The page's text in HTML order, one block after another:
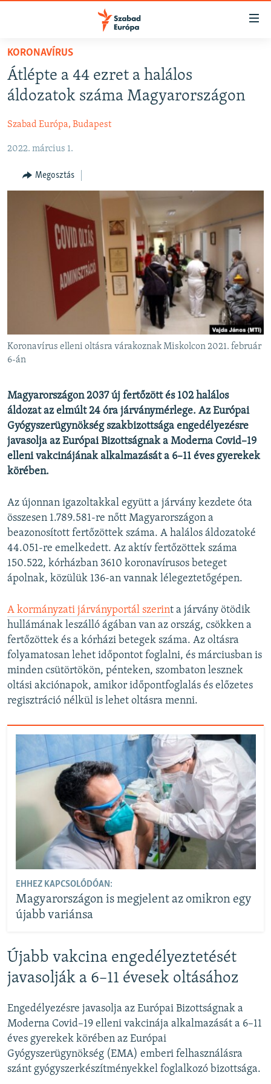
Akadálymentes
Ugrás
fő
oldalra
Ugrás
NAPIRENDEN
AKTUÁLIS
VIDEÓK
ELEMZŐ
NER15
TÁRSADALOM
DEMOKRÁCIA
A PÉNZ NYOMÁBAN
EURÓPAI UNIÓ
A MÚLT TANULSÁGAI
Valamennyi RFE/RL weboldal
KORONAVÍRUS
Átlépte a 44 ezret a halálos
áldozatok száma Magyarországon
Szabad Európa, Budapest
2022. március 1.
Megosztás
Koronavírus elleni oltásra várakoznak Miskolcon 2021. február
6-án
Magyarországon 2037 új fertőzött és 102 halálos
áldozat az elmúlt 24 óra járványmérlege. Az Európai
Gyógyszerügynökség szakbizottsága engedélyezésre
javasolja az Európai Bizottságnak a Moderna Covid–19
elleni vakcinájának alkalmazását a 6–11 éves gyerekek
körében.
Az újonnan igazoltakkal együtt a járvány kezdete óta
összesen 1.789.581-re nőtt Magyarországon a
beazonosított fertőzöttek száma. A halálos áldozatoké
44.051-re emelkedett. Az aktív fertőzöttek száma
150.522, kórházban 3610 koronavírusos beteget
ápolnak, közülük 136-an vannak lélegeztetőgépen.
A kormányzati járványportál szerint a járvány ötödik
hullámának leszálló ágában van az ország, csökken a
fertőzöttek és a kórházi betegek száma. Az oltásra
folyamatosan lehet időpontot foglalni, és márciusban is
minden csütörtökön, pénteken, szombaton lesznek
oltási akciónapok, amikor időpontfoglalás és előzetes
regisztráció nélkül is lehet oltásra menni.
EHHEZ KAPCSOLÓDÓAN:
Magyarországon is megjelent az omikron egy
újabb variánsa
Újabb vakcina engedélyeztetését
javasolják a 6–11 évesek oltásához
Engedélyezésre javasolja az Európai Bizottságnak a
Moderna Covid–19 elleni vakcinája alkalmazását a 6–11
éves gyerekek körében az Európai
Gyógyszerügynökség (EMA) emberi felhasználásra
szánt gyógyszerkészítményekkel foglalkozó bizottsága.
FELIRATKOZÁS